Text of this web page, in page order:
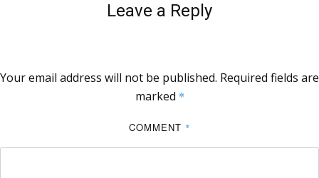
Leave a Reply
Your email address will not be published. Required fields are
marked *
COMMENT *